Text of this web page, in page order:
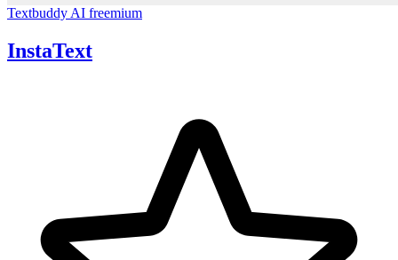
Textbuddy AI freemium
InstaText